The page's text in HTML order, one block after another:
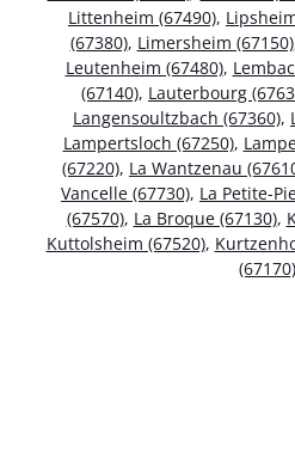
Littenheim (67490),
(67380), Limersheim (67150)
Leutenheim (67480),
(67140), Lauterbourg
Langensoultzbach (67360),
Lampertsloch (67250),
(67220), La Wantzenau
Vancelle (67730), La Petite-
(67570), La Broque (67130),
Kuttolsheim (67520),
(67170)